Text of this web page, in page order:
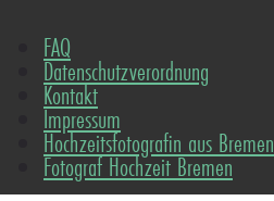
FAQ
Datenschutzverordnung
Kontakt
Impressum
Hochzeitsfotografin aus Bremen
Fotograf Hochzeit Bremen